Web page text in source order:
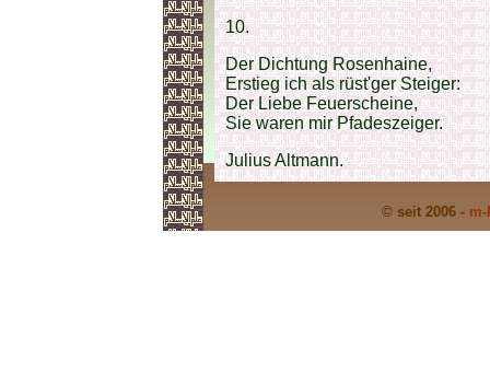
10.
Der Dichtung Rosenhaine,
Erstieg ich als rüst'ger Steiger:
Der Liebe Feuerscheine,
Sie waren mir Pfadeszeiger.
Julius Altmann.
© seit 2006 -